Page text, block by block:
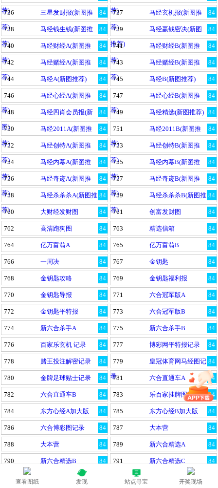
荐)
荐)
84
736
三星发财报(新图推
荐)
84
737
马经玄机报(新图推
荐)
84
738
马经钱生钱(新图推
荐)
84
739
马经赢钱密决(新图
推荐)
84
740
马经财经A(新图推
荐)
84
741
马经财经B(新图推
荐)
84
742
马经赌经A(新图推
荐)
84
743
马经赌经B(新图推
荐)
84
744 马经A(新图推荐) 84
745 马经B(新图推荐)
84
746
马经心经A(新图推
荐)
84
747
马经心经B(新图推
荐)
84
748
马经四肖会员报(新
图)
84
749 马经精选(新图推荐)
84
750
马经2011A(新图推
荐)
84
751
马经2011B(新图推
荐)
84
752
马经创特A(新图推
荐)
84
753
马经创特B(新图推
荐)
84
754
马经内幕A(新图推
荐)
84
755
马经内幕B(新图推
荐)
84
756
马经奇迹A(新图推
荐)
84
757
马经奇迹B(新图推
荐)
84
758
马经杀杀杀A(新图推
荐)
84
759
马经杀杀杀B(新图推
荐)
84
760 大财经发财图 84
761 创富发财图
84
762 高清跑狗图 84
763 精选信箱
84
764 亿万富翁A 84
765 亿万富翁B
84
766 一周决 84
767 金钥匙
84
768 金钥匙攻略 84
769 金钥匙福利报
84
770 金钥匙导报 84
771 六合冠军版A
84
772 金钥匙平特报 84
773 六合冠军版B
84
774 新六合杀手A 84
775 新六合杀手B
84
776 百家乐玄机 记录 84
777 博彩网平特报记录
84
778 赌王投注解密记录 84
779
皇冠体育网马经图记
录
84
780 金牌足球贴士记录 84
781 六合直通车A
84
782 六合直通车B 84
783 乐百家挂牌图记录
84
784 东方心经A加大版 84
785 东方心经B加大版
84
786 六合博彩图记录 84
787 大本营
84
788 大本营 84
789 新六合精选A
84
790 新六合精选B 84
791 新六合精选C
全讯网六肖图记录 新六合精选D
查看图纸 发现 站点寻宝 开奖现场